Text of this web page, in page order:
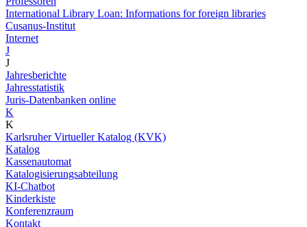
International Library Loan: Informations for foreign libraries
Cusanus-Institut
Internet
J
J
Jahresberichte
Jahresstatistik
Juris-Datenbanken online
K
K
Karlsruher Virtueller Katalog (KVK)
Katalog
Kassenautomat
Katalogisierungsabteilung
KI-Chatbot
Kinderkiste
Konferenzraum
Kontakt